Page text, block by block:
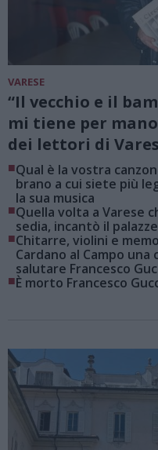
VARESE
“Il vecchio e il
mi tiene per
dei lettori di
■Qual è la vostra
brano a cui siete più
la sua musica
■Quella volta a Varese
sedia, incantò il
■Chitarre, violini e
Cardano al Campo
salutare Francesco
■È morto Francesco